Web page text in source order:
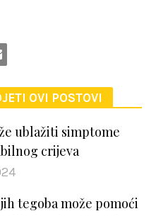
OVI POSTOVI
ublažiti simptome
crijeva
tegoba može pomoći